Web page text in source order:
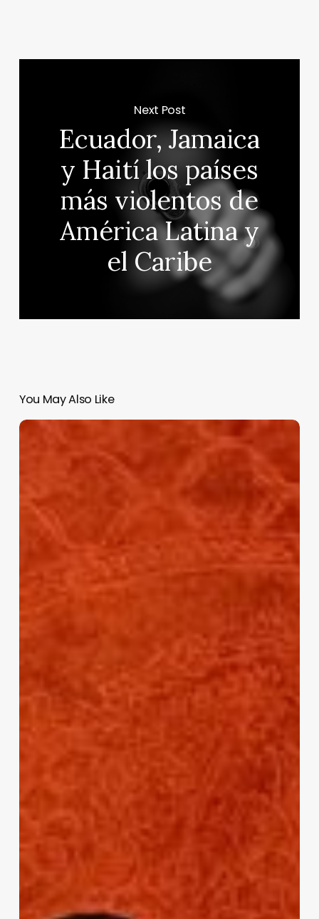
Next Post
Ecuador, Jamaica
y Haití los países
más violentos de
América Latina y
el Caribe
You May Also Like
Nuevas
tendencias
World